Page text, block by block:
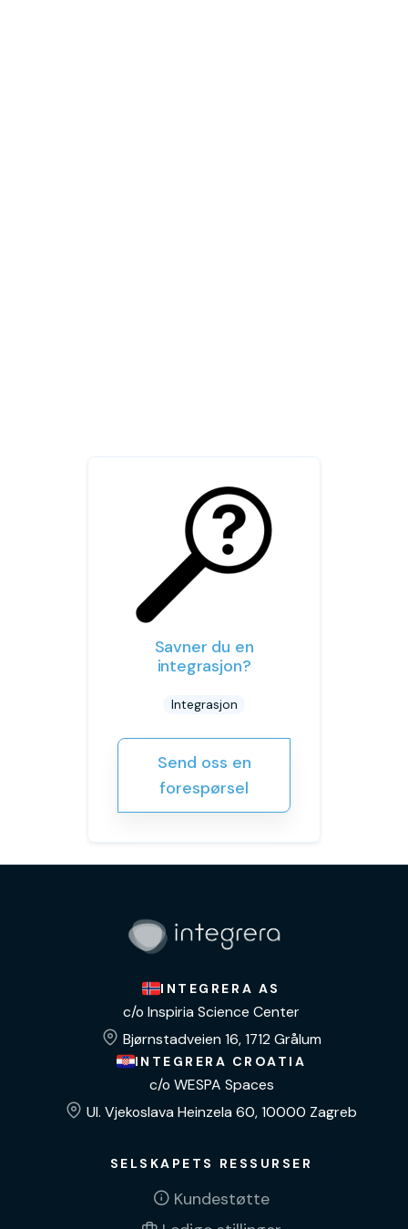
Savner du en
integrasjon?
Integrasjon
Send oss en
forespørsel
INTEGRERA AS
c/o Inspiria Science Center
Bjørnstadveien 16, 1712 Grålum
INTEGRERA CROATIA
c/o WESPA Spaces
Ul. Vjekoslava Heinzela 60, 10000 Zagreb
SELSKAPETS RESSURSER
Kundestøtte